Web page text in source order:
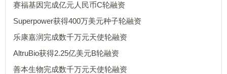
赛福基因完成亿元人民币C轮融资
Superpower获得400万美元种子轮融资
乐康嘉润完成数千万元天使轮融资
AltruBio获得2.25亿美元B轮融资
善本生物完成数千万元天使轮融资